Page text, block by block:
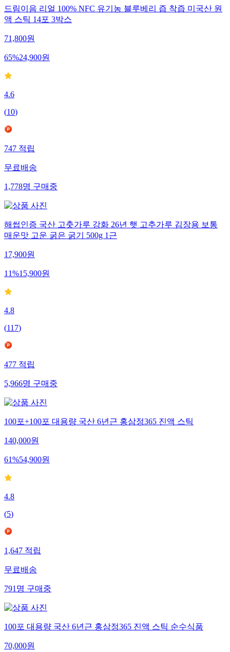
드림이음 리얼 100% NFC 유기농 블루베리 즙 착즙 미국산 원
액 스틱 14포 3박스
71,800원
65%24,900원
4.6
(10)
747적립
무료배송
1,778명구매중
해썹인증 국산 고춧가루 강화 26년 햇 고추가루 김장용 보통
매운맛 고운 굵은 굵기 500g 1근
17,900원
11%15,900원
4.8
(117)
477적립
5,966명구매중
100포+100포 대용량 국산 6년근 홍삼정365 진액 스틱
140,000원
61%54,900원
4.8
(5)
1,647적립
무료배송
791명구매중
100포 대용량 국산 6년근 홍삼정365 진액 스틱 순수식품
70,000원